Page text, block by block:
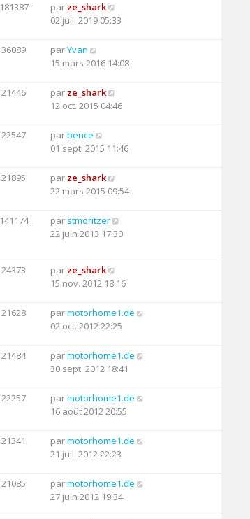
181387 par ze_shark
02 juil. 2019 05:33
36089 parYvan
15 mars 2016 14:08
21446 par ze_shark
12 oct. 2015 04:46
22547 parbence
01 sept. 2015 11:46
21895 par ze_shark
22 mars 2015 09:54
141174 par stmoritzer
22 juin 2013 17:30
24373 par ze_shark
15 nov. 2012 18:16
21628 parmotorhome1.de
02 oct. 2012 22:25
21484 parmotorhome1.de
30 sept. 2012 18:41
22257 parmotorhome1.de
16 août 2012 20:55
21341 parmotorhome1.de
21 juil. 2012 22:23
21085 parmotorhome1.de
27 juin 2012 19:34